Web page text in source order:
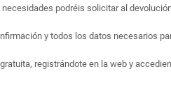
podréis solicitar al
y todos los datos necesarios
registrándote en la web y